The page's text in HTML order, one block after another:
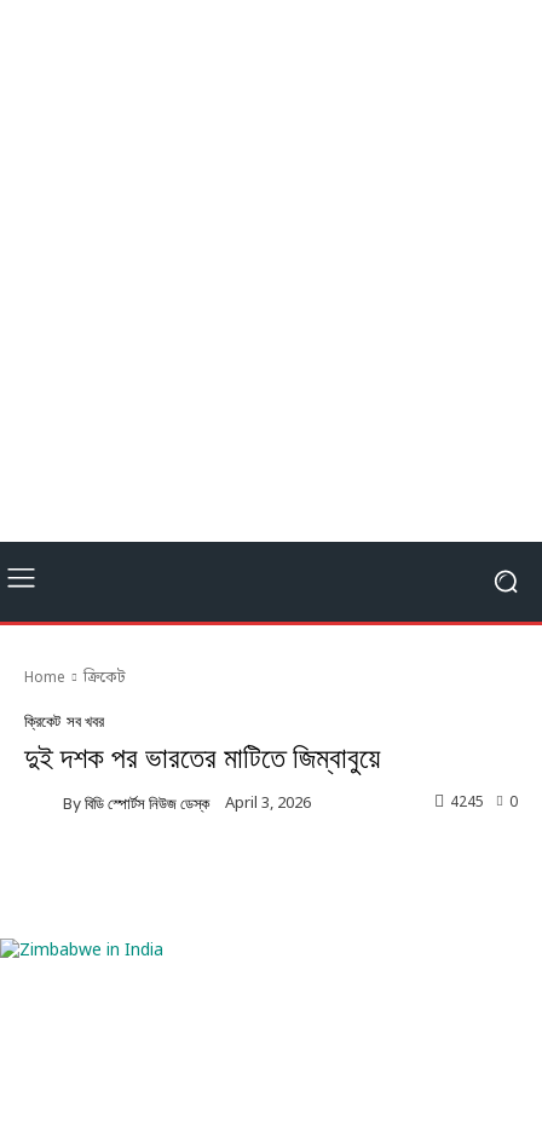
Home ক্রিকেট
ক্রিকেট সব খবর
দুই দশক পর ভারতের মাটিতে জিম্বাবুয়ে
By বিডি স্পোর্টস নিউজ ডেস্ক April 3, 2026 0
4245